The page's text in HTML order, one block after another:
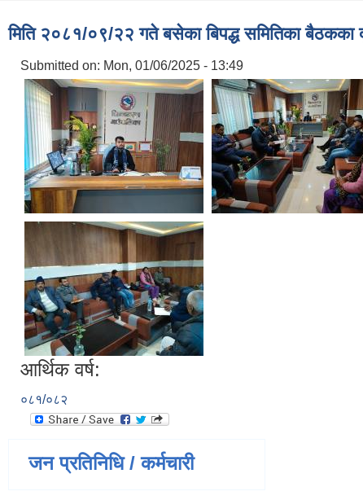
मिति २०८१/०९/२२ गते बसेका बिपद्ध समितिका बैठकका
Submitted on: Mon, 01/06/2025 - 13:49
आर्थिक वर्ष:
०८१/०८२
जन प्रतिनिधि / कर्मचारी